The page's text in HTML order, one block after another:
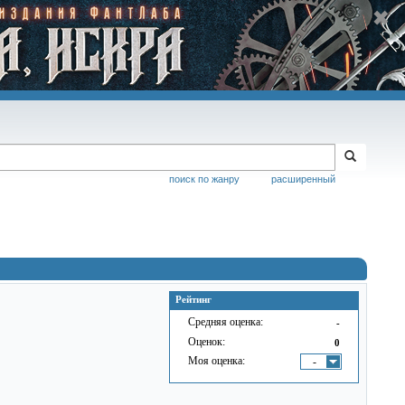
расширенный
поиск по жанру
Рейтинг
Средняя оценка: -
Оценок: 0
Моя оценка: -